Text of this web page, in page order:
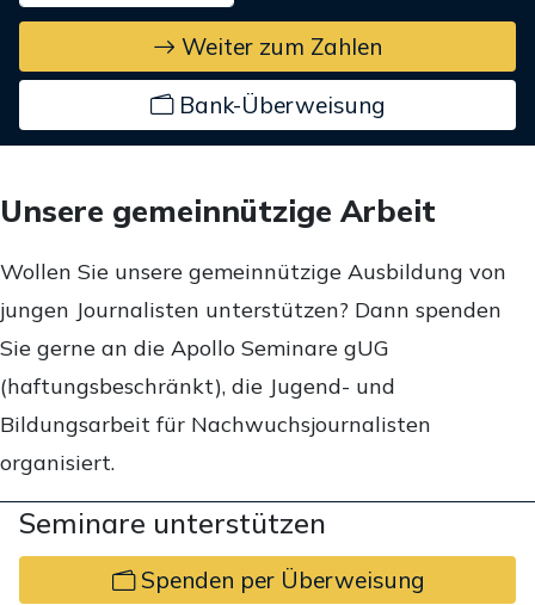
Weiter zum Zahlen
Bank-Überweisung
Unsere gemeinnützige Arbeit
Wollen Sie unsere gemeinnützige Ausbildung von
jungen Journalisten unterstützen? Dann spenden
Sie gerne an die Apollo Seminare gUG
(haftungsbeschränkt), die Jugend- und
Bildungsarbeit für Nachwuchsjournalisten
organisiert.
Seminare unterstützen
Spenden per Überweisung